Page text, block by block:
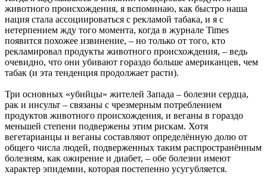
животного происхождения, я вспоминаю, как быстро наша
нация стала ассоциироваться с рекламой табака, и я с
нетерпением жду того момента, когда в журнале Times
появится похожее извинение, – но только от того, кто
рекламировал продукты животного происхождения, – ведь
очевидно, что они убивают гораздо больше американцев, чем
табак (и эта тенденция продолжает расти).
Три основных «убийцы» жителей Запада – болезни сердца,
рак и инсульт – связаны с чрезмерным потреблением
продуктов животного происхождения, и веганы в гораздо
меньшей степени подвержены этим рискам. Хотя
вегетарианцы и веганы составляют определённую долю от
общего числа людей, подверженных таким распространённым
болезням, как ожирение и диабет, – обе болезни имеют
характер эпидемии, которая постепенно усугубляется.